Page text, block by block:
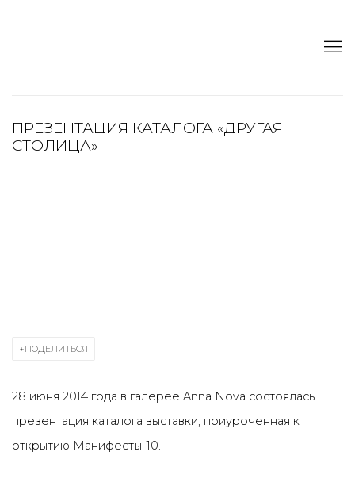
ПРЕЗЕНТАЦИЯ КАТАЛОГА «ДРУГАЯ
СТОЛИЦА»
ПОДЕЛИТЬСЯ
28 июня 2014 года в галерее Anna Nova состоялась
презентация каталога выставки, приуроченная к
открытию Манифесты-10.